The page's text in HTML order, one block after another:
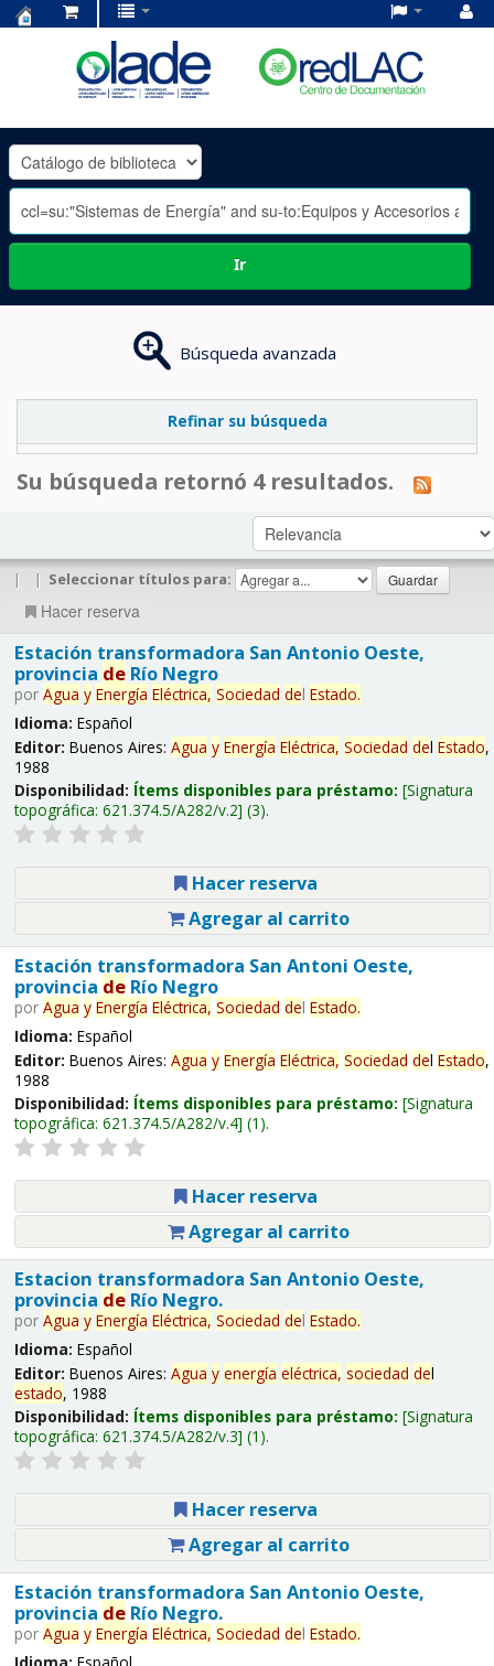
OLADE
-
Ir
Búsqueda avanzada
Refinar su búsqueda
Su búsqueda retornó 4 resultados.
| | Seleccionar títulos para:
Hacer reserva
Estación transformadora San Antonio Oeste,
provincia deRío Negro
por Agua y Energía Eléctrica, Sociedad del Estado.
Idioma: Español
Editor: Buenos Aires: Agua y Energía Eléctrica, Sociedad del Estado,
1988
Disponibilidad: Ítems disponibles para préstamo: Signatura
topográfica: 621.374.5/A282/v.2 (3).
Hacer reserva
Agregar al carrito
Estación transformadora San Antoni Oeste,
provincia deRío Negro
por Agua y Energía Eléctrica, Sociedad del Estado.
Idioma: Español
Editor: Buenos Aires: Agua y Energía Eléctrica, Sociedad del Estado,
1988
Disponibilidad: Ítems disponibles para préstamo: Signatura
topográfica: 621.374.5/A282/v.4 (1).
Hacer reserva
Agregar al carrito
Estacion transformadora San Antonio Oeste,
provincia deRío Negro.
por Agua y Energía Eléctrica, Sociedad del Estado.
Idioma: Español
Editor: Buenos Aires: Agua y energía eléctrica, sociedad del
estado, 1988
Disponibilidad: Ítems disponibles para préstamo: Signatura
topográfica: 621.374.5/A282/v.3 (1).
Hacer reserva
Agregar al carrito
Estación transformadora San Antonio Oeste,
provincia deRío Negro.
por Agua y Energía Eléctrica, Sociedad del Estado.